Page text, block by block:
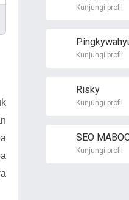
Kunjungi profil
Kunjungi profil
Risky
Kunjungi profil
SEO
Kunjungi profil